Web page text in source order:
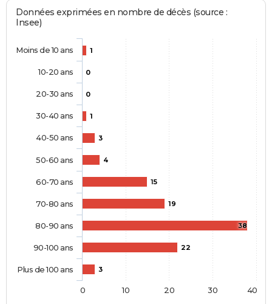
Données exprimées en nombre de décès (source :
Insee)
1
0
0
1
3
4
15
19
38
22
3
Moins de 10 ans
10-20 ans
20-30 ans
30-40 ans
40-50 ans
50-60 ans
60-70 ans
70-80 ans
80-90 ans
90-100 ans
Plus de 100 ans
0 10 20 30 40